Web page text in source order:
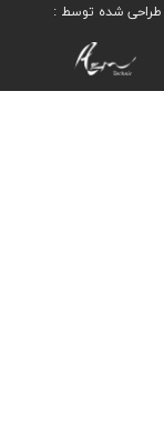
طراحی شده توسط :